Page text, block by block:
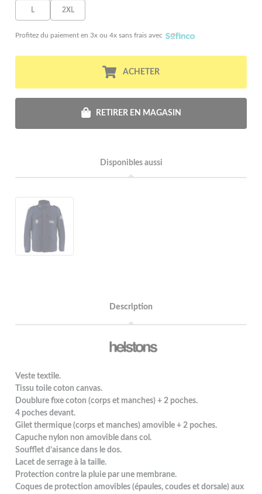
L 2XL
Profitez du paiement en 3x ou 4x sans frais avec
ACHETER
RETIRER EN MAGASIN
Disponibles aussi
Description
Veste textile.
Tissu toile coton canvas.
Doublure fixe coton (corps et manches) + 2 poches.
4 poches devant.
Gilet thermique (corps et manches) amovible + 2 poches.
Capuche nylon non amovible dans col.
Soufflet d’aisance dans le dos.
Lacet de serrage à la taille.
Protection contre la pluie par une membrane.
Coques de protection amovibles (épaules, coudes et dorsale) aux